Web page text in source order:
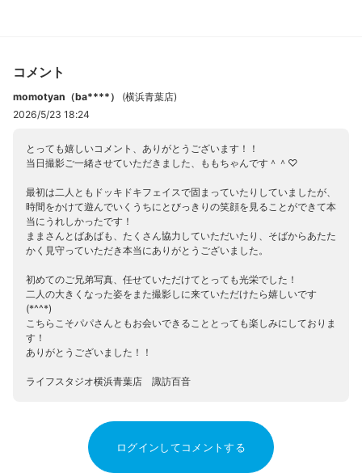
コメント
momotyan（ba****） (横浜青葉店)
2026/5/23 18:24
とっても嬉しいコメント、ありがとうございます！！
当日撮影ご一緒させていただきました、ももちゃんです＾＾♡
最初は二人ともドッキドキフェイスで固まっていたりしていましたが、
時間をかけて遊んでいくうちにとびっきりの笑顔を見ることができて本
当にうれしかったです！
ままさんとばあばも、たくさん協力していただいたり、そばからあたた
かく見守っていただき本当にありがとうございました。
初めてのご兄弟写真、任せていただけてとっても光栄でした！
二人の大きくなった姿をまた撮影しに来ていただけたら嬉しいです
(*^^*)
こちらこそパパさんともお会いできることとっても楽しみにしておりま
す！
ありがとうございました！！
ライフスタジオ横浜青葉店 諏訪百音
ログインしてコメントする